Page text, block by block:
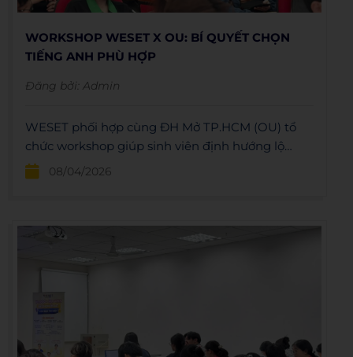
WORKSHOP WESET X OU: BÍ QUYẾT CHỌN
TIẾNG ANH PHÙ HỢP
Đăng bởi: Admin
WESET phối hợp cùng ĐH Mở TP.HCM (OU) tổ
chức workshop giúp sinh viên định hướng lộ
trình học Tiếng Anh giao tiếp và học thuật hiệu
quả.
08/04/2026